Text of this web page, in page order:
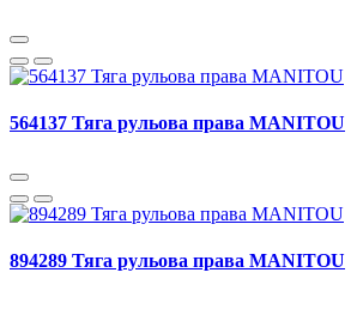
564137 Тяга рульова права MANITOU
894289 Тяга рульова права MANITOU